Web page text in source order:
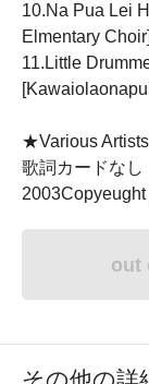
10.Na Pua Lei
Elmentary Choir]
11.Little
★Various
歌詞カードなし
2003Copyeught
out